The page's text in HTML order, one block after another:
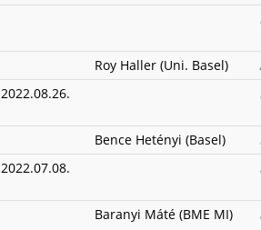
Roy Haller (Uni. Basel)
2022.08.26.
Bence Hetényi (Basel)
2022.07.08.
Baranyi Máté (BME MI)